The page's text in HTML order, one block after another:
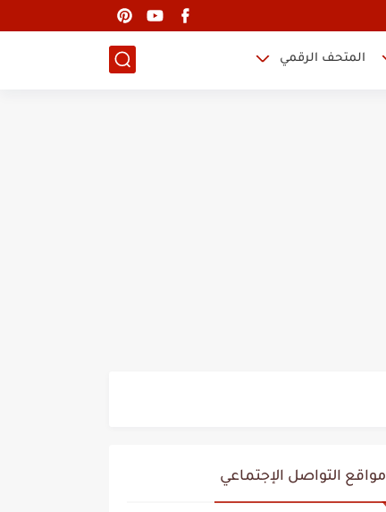
المتحف الرقمي
مواقع التواصل الإجتماعي